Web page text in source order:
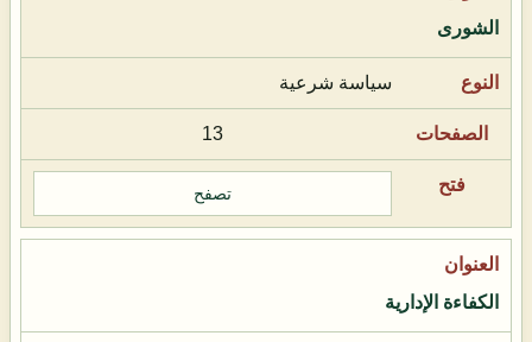
الشورى
سياسة شرعية
13
تصفح
الكفاءة الإدارية